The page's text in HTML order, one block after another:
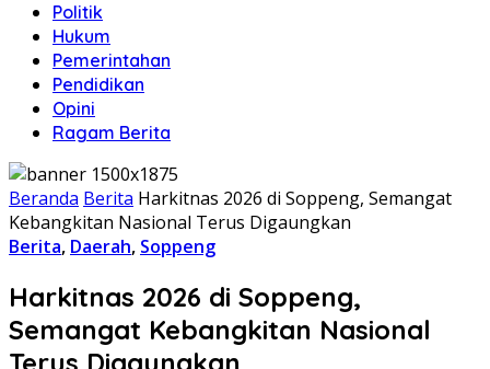
Politik
Hukum
Pemerintahan
Pendidikan
Opini
Ragam Berita
Beranda Berita Harkitnas 2026 di Soppeng, Semangat
Kebangkitan Nasional Terus Digaungkan
Berita, Daerah, Soppeng
Harkitnas 2026 di Soppeng,
Semangat Kebangkitan Nasional
Terus Digaungkan